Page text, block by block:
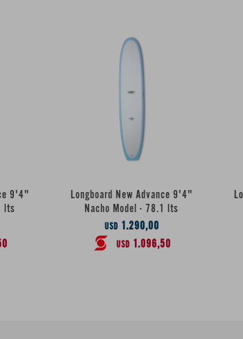
9'4"
lts
Longboard New Advance 9'4"
Nacho Model - 78.1 lts
USD 1.290,00
USD 1.096,50